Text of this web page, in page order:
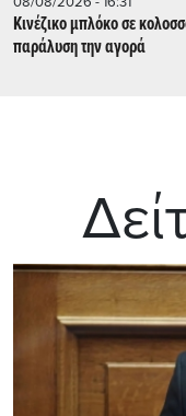
Κινέζικο μπλόκο σε
παράλυση την αγορά